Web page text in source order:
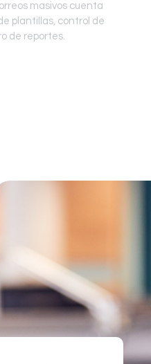
masivos cuenta
plantillas, control de
de reportes.